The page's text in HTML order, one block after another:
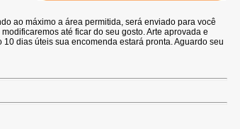
ao máximo a área permitida, será enviado para você
até ficar do seu gosto. Arte aprovada e
dias úteis sua encomenda estará pronta. Aguardo seu